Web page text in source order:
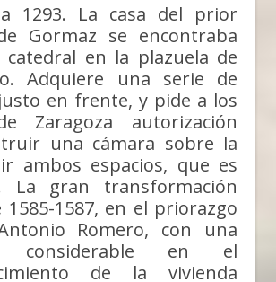
1293. La casa del prior
Gormaz se encontraba
catedral en la plazuela de
Adquiere una serie de
en frente, y pide a los
Zaragoza autorización
una cámara sobre la
ambos espacios, que es
La gran transformación
1587, en el priorazgo
Romero, con una
considerable en el
de la vivienda